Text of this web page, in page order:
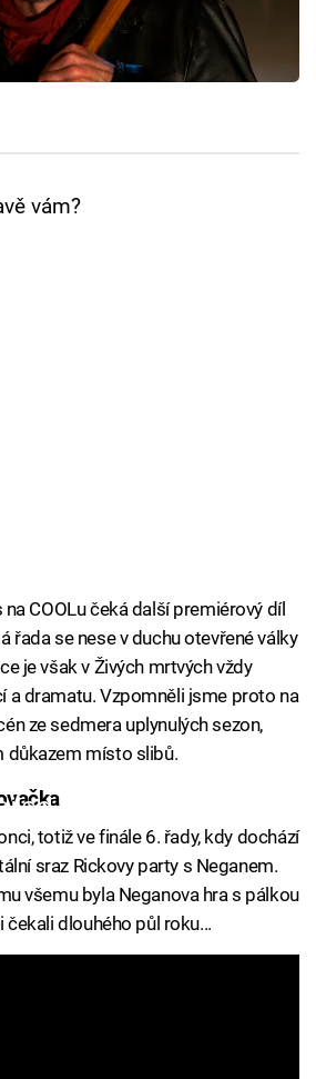
vám?
COOLu čeká další premiérový díl
řada se nese v duchu otevřené války
je však v Živých mrtvých vždy
a dramatu. Vzpomněli jsme proto na
ze sedmera uplynulých sezon,
důkazem místo slibů.
to fetch
totiž ve finále 6. řady, kdy dochází
sraz Rickovy party s Neganem.
všemu byla Neganova hra s pálkou
dlouhého půl roku...